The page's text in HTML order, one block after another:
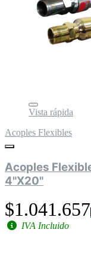
Vista rápida
Acoples Flexibles
Acoples
4"X20"
$1.041.657
IVA Incluido